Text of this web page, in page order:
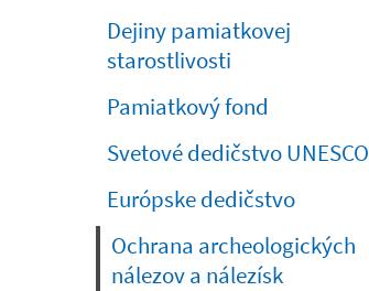
Dejiny pamiatkovej
starostlivosti
Pamiatkový fond
Svetové dedičstvo UNESCO
Európske dedičstvo
Ochrana archeologických
nálezov a nálezísk